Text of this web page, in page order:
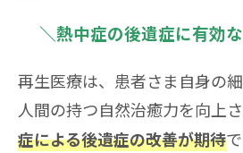
＼熱中症の後遺症に有効
再生医療は、患者さま自身の
人間の持つ自然治癒力を向上さ
症による後遺症の改善が期待